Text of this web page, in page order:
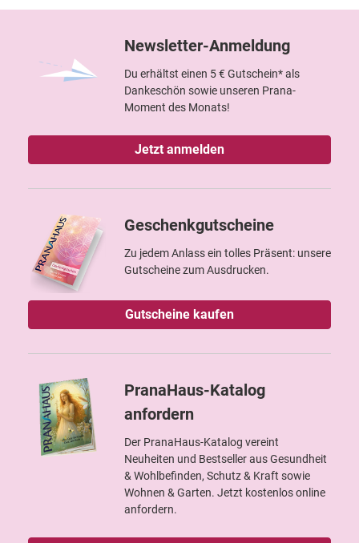
Newsletter-Anmeldung
Du erhältst einen 5 € Gutschein* als
Dankeschön sowie unseren Prana-
Moment des Monats!
Jetzt anmelden
Geschenkgutscheine
Zu jedem Anlass ein tolles Präsent: unsere
Gutscheine zum Ausdrucken.
Gutscheine kaufen
PranaHaus-Katalog
anfordern
Der PranaHaus-Katalog vereint
Neuheiten und Bestseller aus Gesundheit
& Wohlbefinden, Schutz & Kraft sowie
Wohnen & Garten. Jetzt kostenlos online
anfordern.